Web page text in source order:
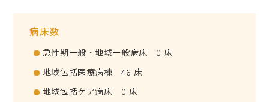
病床数
急性期一般・地域一般病床 0 床
地域包括医療病棟 46 床
地域包括ケア病床 0 床